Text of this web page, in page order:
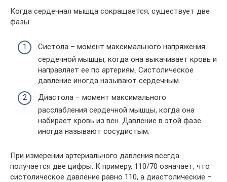
Когда сердечная мышца сокращается, существует две
фазы:
Систола – момент максимального напряжения
сердечной мышцы, когда она выкачивает кровь и
направляет ее по артериям. Систолическое
давление иногда называют сердечным.
Диастола – момент максимального
расслабления сердечной мышцы, когда она
набирает кровь из вен. Давление в этой фазе
иногда называют сосудистым.
При измерении артериального давления всегда
получается две цифры. К примеру, 110/70 означает, что
систолическое давление равно 110, а диастолические –